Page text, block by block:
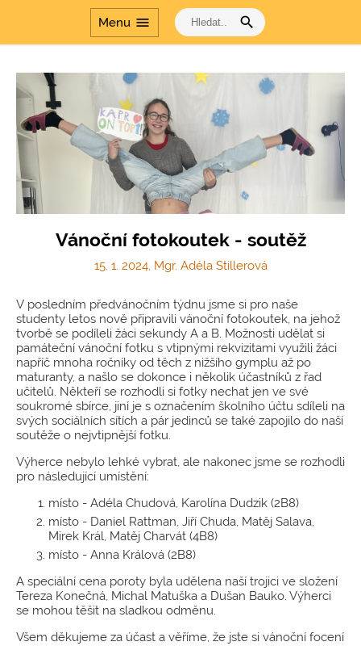
Menu menu search
Vánoční fotokoutek - soutěž
15. 1. 2024, Mgr. Adéla Stillerová
V posledním předvánočním týdnu jsme si pro naše
studenty letos nově připravili vánoční fotokoutek, na jehož
tvorbě se podíleli žáci sekundy A a B. Možnosti udělat si
památeční vánoční fotku s vtipnými rekvizitami využili žáci
napříč mnoha ročníky od těch z nižšího gymplu až po
maturanty, a našlo se dokonce i několik účastníků z řad
učitelů. Někteří se rozhodli si fotky nechat jen ve své
soukromé sbírce, jiní je s označením školního účtu sdíleli na
svých sociálních sítích a pár jedinců se také zapojilo do naší
soutěže o nejvtipnější fotku.
Výherce nebylo lehké vybrat, ale nakonec jsme se rozhodli
pro následující umístění:
místo - Adéla Chudová, Karolína Dudzik (2B8)
místo - Daniel Rattman, Jiří Chuda, Matěj Salava,
Mirek Král, Matěj Charvát (4B8)
místo - Anna Králová (2B8)
A speciální cena poroty byla udělena naší trojici ve složení
Tereza Konečná, Michal Matuška a Dušan Bauko. Výherci
se mohou těšit na sladkou odměnu.
Všem děkujeme za účast a věříme, že jste si vánoční focení